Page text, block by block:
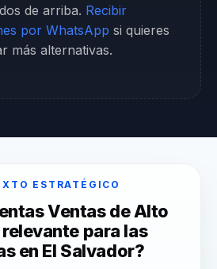
de arriba. Recibir
por WhatsApp si quieres
más alternativas.
ESTRATÉGICO
Ventas de Alto
para las
en El Salvador?